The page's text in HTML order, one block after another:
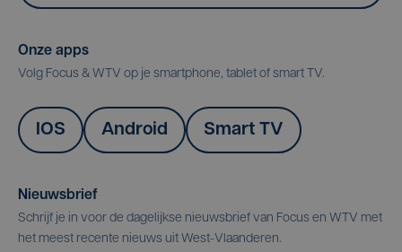
Onze apps
Volg Focus & WTV op je smartphone, tablet of smart TV.
IOS Android Smart TV
Nieuwsbrief
Schrijf je in voor de dagelijkse nieuwsbrief van Focus en WTV met
het meest recente nieuws uit West-Vlaanderen.